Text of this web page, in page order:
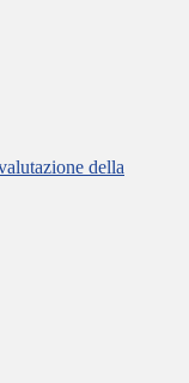
della